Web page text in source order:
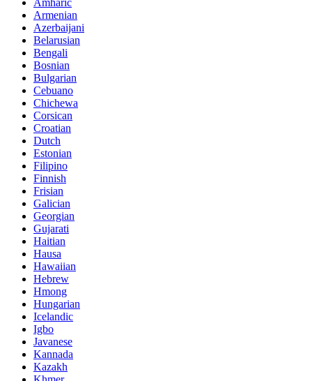
Armenian
Azerbaijani
Belarusian
Bengali
Bosnian
Bulgarian
Cebuano
Chichewa
Corsican
Croatian
Dutch
Estonian
Filipino
Finnish
Frisian
Galician
Georgian
Gujarati
Haitian
Hausa
Hawaiian
Hebrew
Hmong
Hungarian
Icelandic
Igbo
Javanese
Kannada
Kazakh